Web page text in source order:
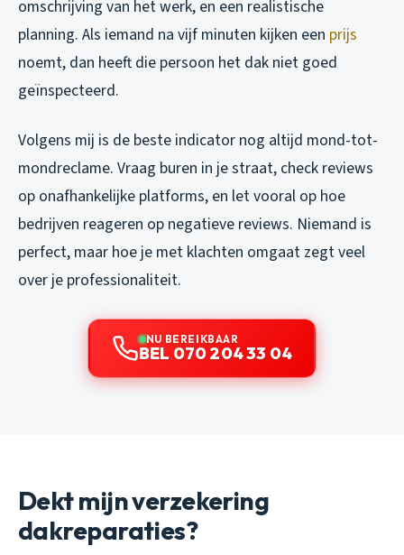
omschrijving van het werk, en een realistische
planning. Als iemand na vijf minuten kijken een prijs
noemt, dan heeft die persoon het dak niet goed
geïnspecteerd.
Volgens mij is de beste indicator nog altijd mond-tot-
mondreclame. Vraag buren in je straat, check reviews
op onafhankelijke platforms, en let vooral op hoe
bedrijven reageren op negatieve reviews. Niemand is
perfect, maar hoe je met klachten omgaat zegt veel
over je professionaliteit.
NU BEREIKBAAR
BEL 070 204 33 04
Dekt mijn verzekering
dakreparaties?